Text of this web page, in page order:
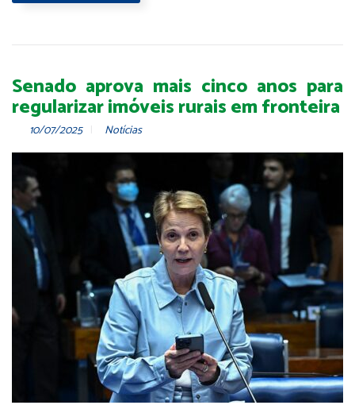
Senado aprova mais cinco anos para
regularizar imóveis rurais em fronteira
10/07/2025 Notícias